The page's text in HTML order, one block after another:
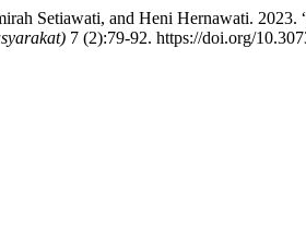
Setiawati, and Heni Hernawati. 2023.
7 (2):79-92. https://doi.org/